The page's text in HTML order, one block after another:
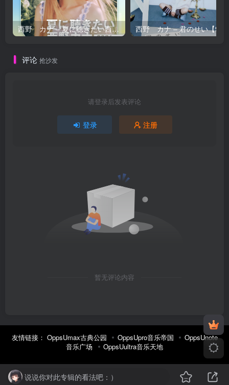
西野 カナ – 夏に聴きたい西野カナ2026【44.1kHz／16bit】日本区
评论 抢沙发
请登录后发表评论
登录 注册
暂无评论内容
友情链接： OppsUmax古典公园 OppsUpro音乐帝国
OppsUnote
音乐广场
OppsUultra音乐天地
说说你对此专辑的看法吧：）